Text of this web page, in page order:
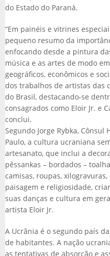
do Estado do Paraná.
“Em painéis e vitrines
pequeno resumo da
enfocando desde a pintura
música e as artes de modo
geográficos, econômicos e
dos trabalhos de artistas das
do Brasil, destacando-se
consagrados como Eloir Jr. e
conclui.
Segundo Jorge Rybka,
Paulo, a cultura ucraniana
artesanato, que inclui a
pêssankas – bordados –
camisas, roupas,
paisagem e religiosidade,
suas danças e cultura em
artista Eloir Jr.
A Ucrânia é o segundo país
de habitantes. A nação
as tentativas de absorção e